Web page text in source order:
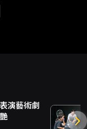
Music）官方
客服渠道，
演藝術劇